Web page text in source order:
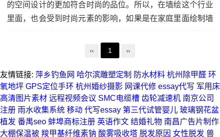
的空间设计的更加符合时尚的品位。所以，在墙绘这个行业
里面，也会受到时尚元素的影响，如果是在家庭里面绘制墙
‹‹ 1 ››
友情链接: 萍乡钓鱼网 哈尔滨雕塑定制 防水材料 杭州除甲醛 环
氧地坪 GPS定位手环 杭州婚纱摄影 网课代修 essay代写 军用床
高清图片素材 远程视频会议 SMC电缆槽 齿轮减速机 南京公司
注册 雨水收集系统 移动 代写essay 第三代试管婴儿 玻璃钢花盆
植发 番禺seo 蚌埠商标注册 英语作文 结婚礼物 南昌广告片制作
大棚保温被 羧甲基纤维素钠 酸雾吸收塔 脱发原因 女性脱发 兽